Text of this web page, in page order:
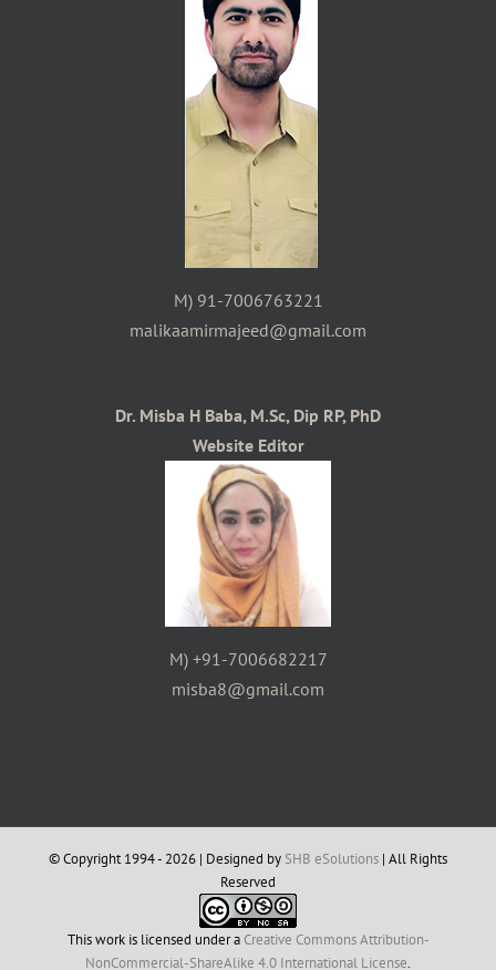
M) 91-7006763221
malikaamirmajeed@gmail.com
Dr. Misba H Baba, M.Sc, Dip RP, PhD
Website Editor
M) +91-7006682217
misba8@gmail.com
© Copyright 1994 - 2026 | Designed by SHB eSolutions | All Rights
Reserved
This work is licensed under a Creative Commons Attribution-
NonCommercial-ShareAlike 4.0 International License.